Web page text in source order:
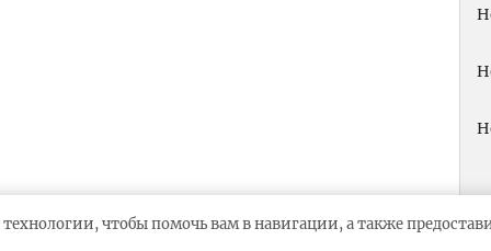
чтобы помочь вам в навигации, а также